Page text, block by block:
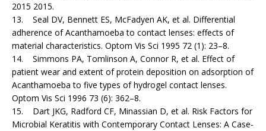
2015 2015.
13. Seal DV, Bennett ES, McFadyen AK, et al. Differential
adherence of Acanthamoeba to contact lenses: effects of
material characteristics. Optom Vis Sci 1995 72 (1): 23–8.
14. Simmons PA, Tomlinson A, Connor R, et al. Effect of
patient wear and extent of protein deposition on adsorption of
Acanthamoeba to five types of hydrogel contact lenses.
Optom Vis Sci 1996 73 (6): 362–8.
15. Dart JKG, Radford CF, Minassian D, et al. Risk Factors for
Microbial Keratitis with Contemporary Contact Len­ses: A Case-